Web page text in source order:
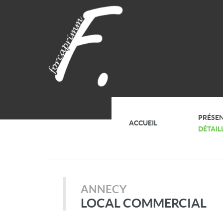
ACCUEIL
ANNECY
LOCAL COMMERCIAL